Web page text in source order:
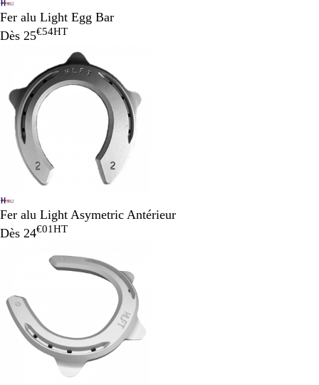
Fer alu Light Egg Bar
Dès 25€54HT
Fer alu Light Asymetric Antérieur
Dès 24€01HT